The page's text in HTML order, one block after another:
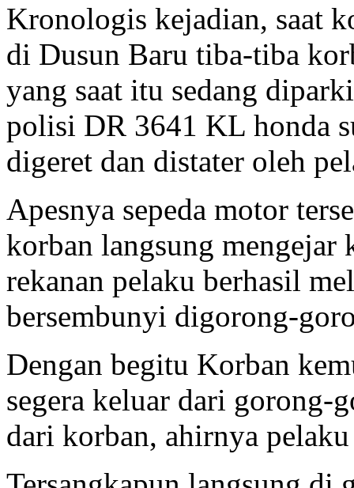
Kronologis kejadian, saat
di Dusun Baru tiba-tiba
yang saat itu sedang
polisi DR 3641 KL honda
digeret dan distater oleh
Apesnya sepeda motor
korban langsung mengejar
rekanan pelaku berhasil
bersembunyi digorong-
Dengan begitu Korban
segera keluar dari gorong-
dari korban, ahirnya